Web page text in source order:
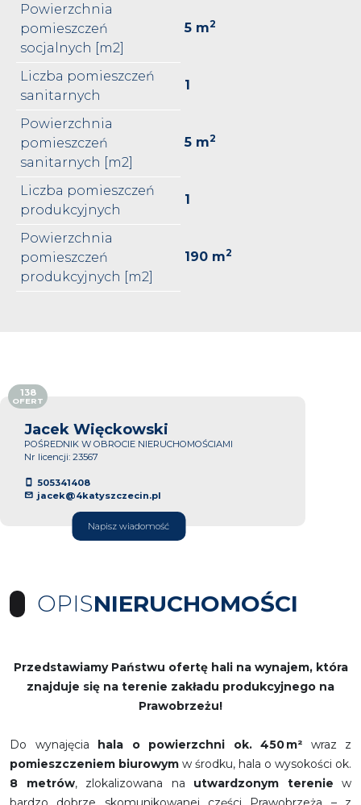
Powierzchnia
pomieszczeń
socjalnych [m2]
5 m2
Liczba pomieszczeń
sanitarnych
1
Powierzchnia
pomieszczeń
sanitarnych [m2]
5 m2
Liczba pomieszczeń
produkcyjnych
1
Powierzchnia
pomieszczeń
produkcyjnych [m2]
190 m2
Jacek Więckowski
POŚREDNIK W OBROCIE NIERUCHOMOŚCIAMI
Nr licencji: 23567
505341408
jacek@4katyszczecin.pl
Napisz wiadomość
138
OFERT
OPISNIERUCHOMOŚCI
Przedstawiamy Państwu ofertę hali na wynajem, która
znajduje się na terenie zakładu produkcyjnego na
Prawobrzeżu!
Do wynajęcia hala o powierzchni ok. 450 m² wraz z
pomieszczeniem biurowym w środku, hala o wysokości ok.
8 metrów, zlokalizowana na utwardzonym terenie w